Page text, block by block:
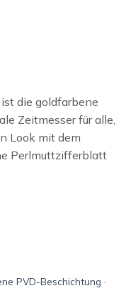
die goldfarbene
Zeitmesser für alle,
Look mit dem
Perlmuttzifferblatt
PVD-Beschichtung ·